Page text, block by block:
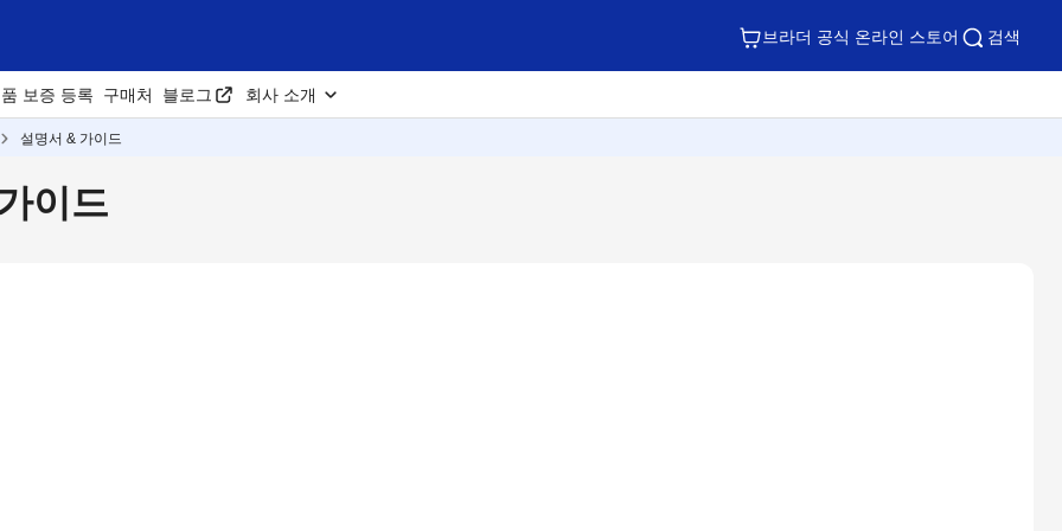
브라더 공식 온라인 스토어 검색
보증 등록 구매처 블로그 회사 소개
설명서 & 가이드
이드